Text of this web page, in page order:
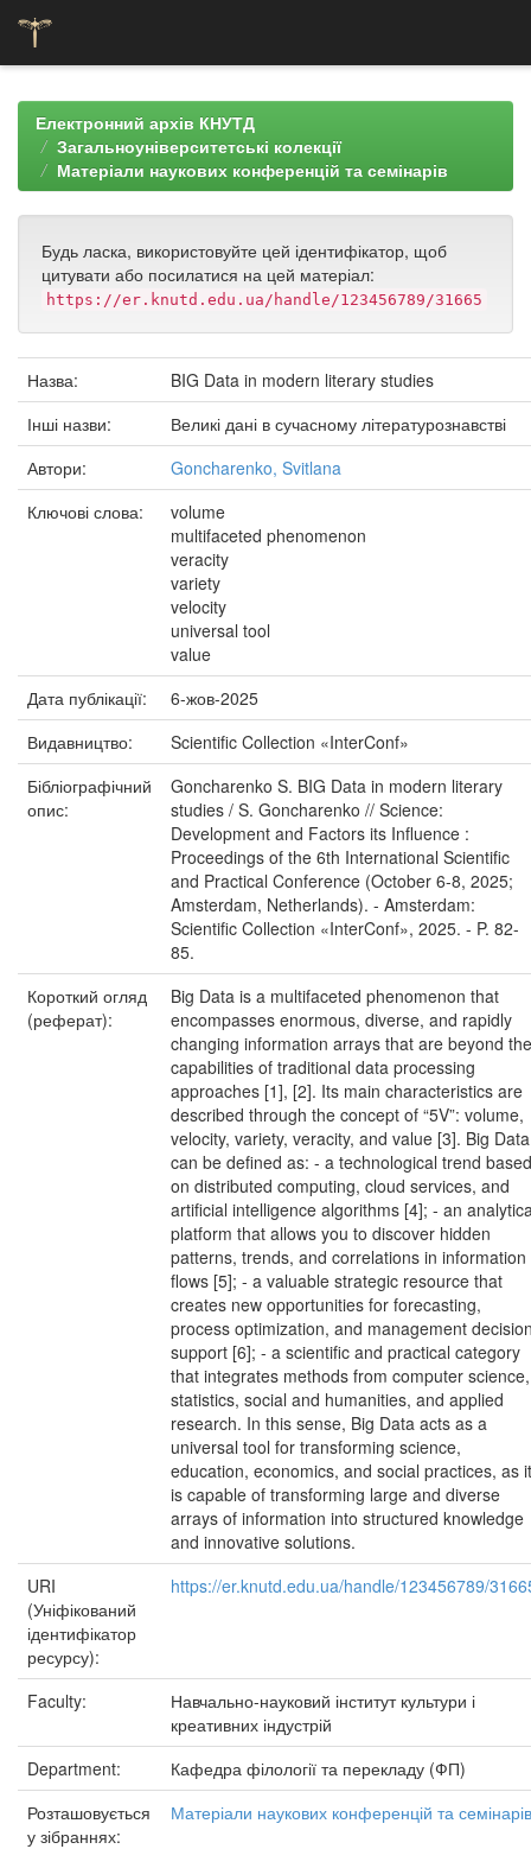
navigationЕлектронний архів КНУТД
Загальноуніверситетські колекції
Матеріали наукових конференцій та семінарів
Будь ласка, використовуйте цей ідентифікатор, щоб
цитувати або посилатися на цей матеріал:
https://er.knutd.edu.ua/handle/123456789/31665
Назва:
BIG Data in modern literary studies
Інші назви:
Великі дані в сучасному літературознавстві
Автори:
Goncharenko, Svitlana
Ключові слова:
volume
multifaceted phenomenon
veracity
variety
velocity
universal tool
value
Дата публікації:
6-жов-2025
Видавництво:
Scientific Collection «InterConf»
Бібліографічний
опис:
Goncharenko S. BIG Data in modern literary
studies / S. Goncharenko // Science:
Development and Factors its Influence :
Proceedings of the 6th International Scientific
and Practical Conference (October 6-8, 2025;
Amsterdam, Netherlands). - Amsterdam:
Scientific Collection «InterConf», 2025. - P. 82-
85.
Короткий огляд
(реферат):
Big Data is a multifaceted phenomenon that
encompasses enormous, diverse, and rapidly
changing information arrays that are beyond the
capabilities of traditional data processing
approaches [1], [2]. Its main characteristics are
described through the concept of “5V”: volume,
velocity, variety, veracity, and value [3]. Big Data
can be defined as: - a technological trend based
on distributed computing, cloud services, and
artificial intelligence algorithms [4]; - an
platform that allows you to discover hidden
patterns, trends, and correlations in information
flows [5]; - a valuable strategic resource that
creates new opportunities for forecasting,
process optimization, and management
support [6]; - a scientific and practical category
that integrates methods from computer science,
statistics, social and humanities, and applied
research. In this sense, Big Data acts as a
universal tool for transforming science,
education, economics, and social practices, as it
is capable of transforming large and diverse
arrays of information into structured knowledge
and innovative solutions.
URI
(Уніфікований
ідентифікатор
ресурсу):
https://er.knutd.edu.ua/handle/123456789/
Faculty:
Навчально-науковий інститут культури і
креативних індустрій
Department:
Кафедра філології та перекладу (ФП)
Розташовується
у зібраннях:
Матеріали наукових конференцій та семінарів